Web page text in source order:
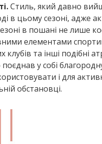
Стиль, який давно
в цьому сезоні, адже
в пошані не лише
елементами
клубів та інші подібні
у собі
і для
обстановці.